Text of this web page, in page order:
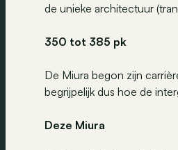
de unieke architectuur
350 tot 385 pk
De Miura begon zijn
begrijpelijk dus hoe de
Deze Miura